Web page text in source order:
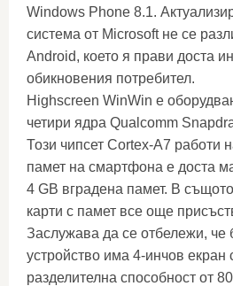
Windows Phone 8.1.
система от Microsoft не се
Android, което я прави доста
обикновения потребител.
Highscreen WinWin е
четири ядра Qualcomm
Този чипсет Cortex-A7 работи
памет на смартфона е доста
4 GB вградена памет. В
карти с памет все още
Заслужава да се отбележи, че
устройство има 4-инчов екран
разделителна способност от